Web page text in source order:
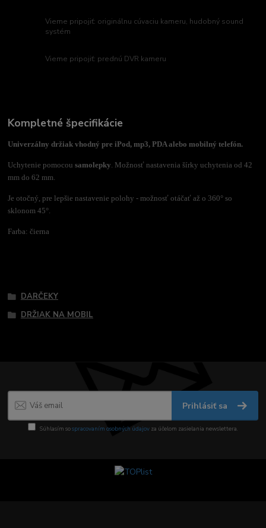
Vieme pripojiť: originálnu cúvaciu kameru, hudobný sound
systém
Vieme pripojiť: prednú DVR kameru
Kompletné špecifikácie
Univerzálny držiak vhodný pre iPod, mp3, PDA alebo mobilný telefón.
Uchytenie pomocou samolepky . Možnosť nastavenia šírky uchytenia od 42
mm do 62 mm.
Je otočný, pre lepšie nastavenie polohy - možnosť otáčať až o 360° so
sklonom 45°.
Farba: čierna
DARČEKY
DRŽIAK NA MOBIL
Prihlásiť sa
Súhlasím sospracovaním osobných údajov za účelom zasielania newslettera.